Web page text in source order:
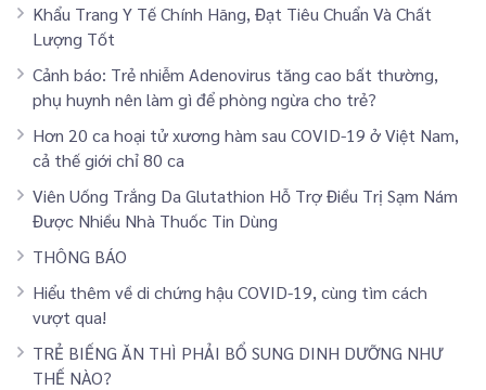
Khẩu Trang Y Tế Chính Hãng, Đạt Tiêu Chuẩn Và Chất
Lượng Tốt
Cảnh báo: Trẻ nhiễm Adenovirus tăng cao bất thường,
phụ huynh nên làm gì để phòng ngừa cho trẻ?
Hơn 20 ca hoại tử xương hàm sau COVID-19 ở Việt Nam,
cả thế giới chỉ 80 ca
Viên Uống Trắng Da Glutathion Hỗ Trợ Điều Trị Sạm Nám
Được Nhiều Nhà Thuốc Tin Dùng
THÔNG BÁO
Hiểu thêm về di chứng hậu COVID-19, cùng tìm cách
vượt qua!
TRẺ BIẾNG ĂN THÌ PHẢI BỔ SUNG DINH DƯỠNG NHƯ
THẾ NÀO?